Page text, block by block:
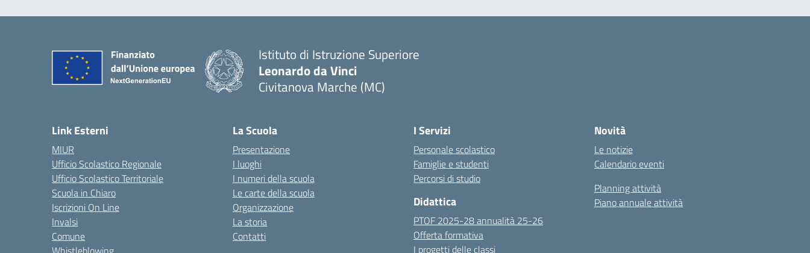
Istituto di Istruzione Superiore
Leonardo da Vinci
Civitanova Marche (MC)
Link Esterni
MIUR
Ufficio Scolastico Regionale
Ufficio Scolastico Territoriale
Scuola in Chiaro
Iscrizioni On Line
Invalsi
Comune
La Scuola
Presentazione
I luoghi
I numeri della scuola
Le carte della scuola
Organizzazione
La storia
Contatti
I Servizi
Personale scolastico
Famiglie e studenti
Percorsi di studio
Didattica
PTOF 2025-28 annualità 25-26
Offerta formativa
I progetti delle classi
Novità
Le notizie
Calendario eventi
Planning attività
Piano annuale attività